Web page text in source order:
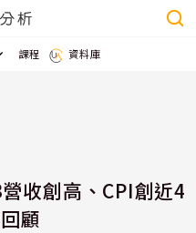
課程 資料庫
收創高、CPI創近4
顧